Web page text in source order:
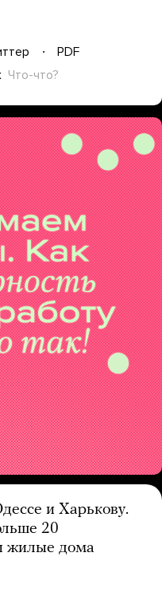
PDF
Что-что?
и Харькову.
20
жилые дома